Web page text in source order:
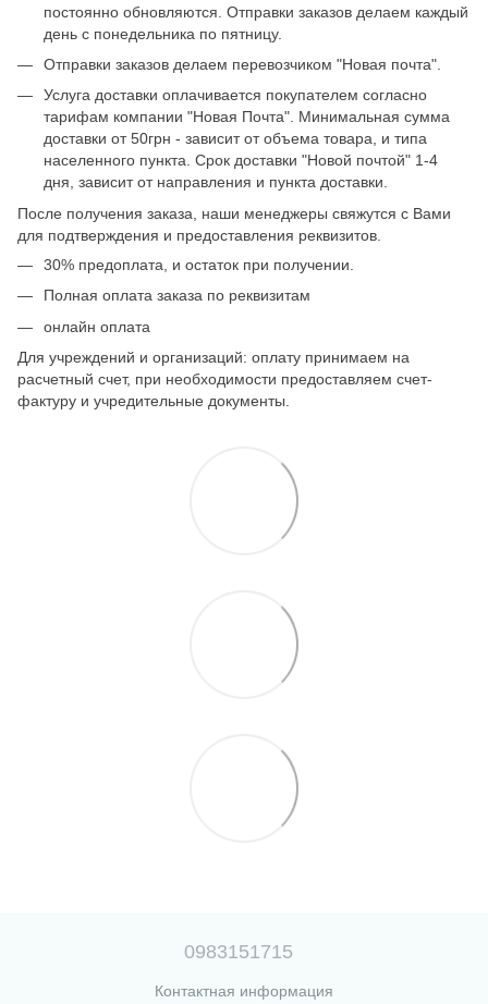
постоянно обновляются. Отправки заказов делаем каждый
день с понедельника по пятницу.
Отправки заказов делаем перевозчиком "Новая почта".
Услуга доставки оплачивается покупателем согласно
тарифам компании "Новая Почта". Минимальная сумма
доставки от 50грн - зависит от объема товара, и типа
населенного пункта. Срок доставки "Новой почтой" 1-4
дня, зависит от направления и пункта доставки.
После получения заказа, наши менеджеры свяжутся с Вами
для подтверждения и предоставления реквизитов.
30% предоплата, и остаток при получении.
Полная оплата заказа по реквизитам
онлайн оплата
Для учреждений и организаций: оплату принимаем на
расчетный счет, при необходимости предоставляем счет-
фактуру и учредительные документы.
0983151715
Контактная информация